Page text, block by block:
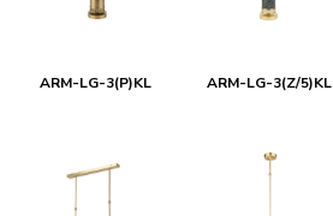
ARM-LG-3(P)KL ARM-LG-3(Z/5)KL